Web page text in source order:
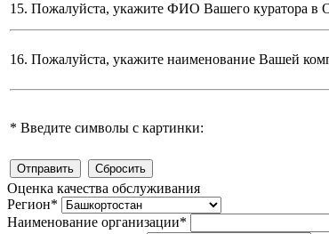
15. Пожалуйста, укажите ФИО Вашего куратора в
16. Пожалуйста, укажите наименование Вашей
* Введите символы с картинки:
Оценка качества обслуживания
Регион*
Наименование организации*